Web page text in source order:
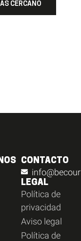
CERCANO
CONTACTO
LEGAL
Política de
privacidad
Aviso legal
Política de